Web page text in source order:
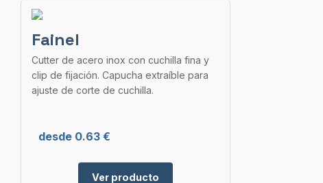
Fainel
Cutter de acero inox con cuchilla fina y
clip de fijación. Capucha extraíble para
ajuste de corte de cuchilla.
desde 0.63 €
Ver producto